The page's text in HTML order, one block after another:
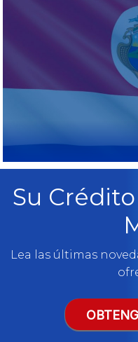
Su
Lea las últimas